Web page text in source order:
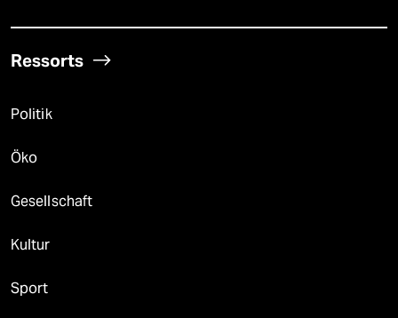
Ressorts
Politik
Öko
Gesellschaft
Kultur
Sport